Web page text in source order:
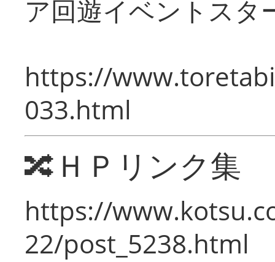
ア回遊イベントスタ
https://
033.html
🔀ＨＰリンク集
https://
22/post_5238.html